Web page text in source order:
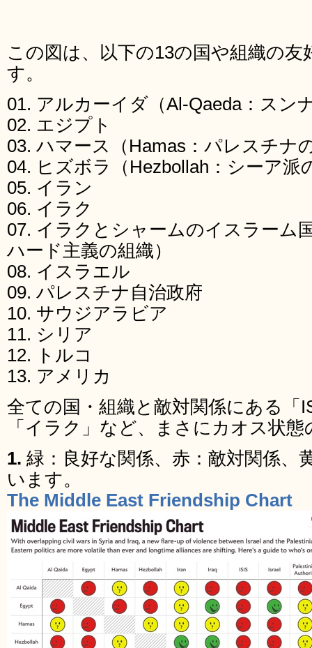
この図は、以下の13の国や組織の
す。
01. アルカーイダ（Al-Qaeda：スン
02. エジプト
03. ハマース（Hamas：パレスチナ
04. ヒズボラ（Hezbollah：シーア派
05. イラン
06. イラク
07. イラクとシャームのイスラーム
ハード主義の組織）
08. イスラエル
09. パレスチナ自治政府
10. サウジアラビア
11. シリア
12. トルコ
13. アメリカ
全ての国・組織と敵対関係にある「
「イラク」など、まさにカオス状
1. 緑：良好な関係、赤：敵対関係、
います。
The Middle East Friendship Chart